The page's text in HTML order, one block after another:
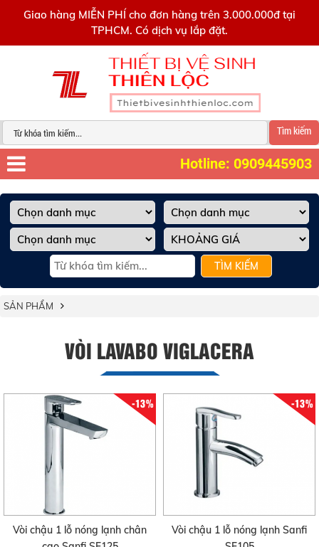
Giao hàng MIỄN PHÍ cho đơn hàng trên 3.000.000đ tại
TPHCM. Có dịch vụ lắp đặt.
Tìm kiếm
Hotline: 0909445903
TÌM KIẾM
SẢN PHẨM
VÒI LAVABO VIGLACERA
-13%
Vòi chậu 1 lỗ nóng lạnh chân
-13%
Vòi chậu 1 lỗ nóng lạnh Sanfi
0909445903